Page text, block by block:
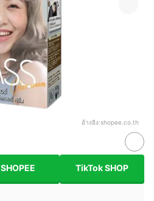
อ้างอิง:shopee.co.th
SHOPEE TikTok SHOP